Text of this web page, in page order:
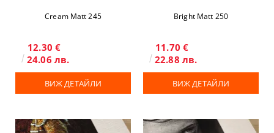
Cream Matt 245
12.30 €
24.06 лв.
ВИЖ ДЕТАЙЛИ
Bright Matt 250
11.70 €
22.88 лв.
ВИЖ ДЕТАЙЛИ